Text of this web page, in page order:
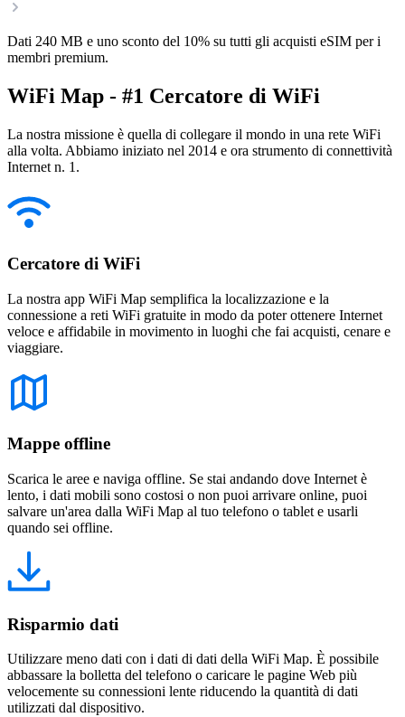
Dati 240 MB e uno sconto del 10% su tutti gli acquisti eSIM per i
membri premium.
WiFi Map - #1 Cercatore di WiFi
La nostra missione è quella di collegare il mondo in una rete WiFi
alla volta. Abbiamo iniziato nel 2014 e ora strumento di connettività
Internet n. 1.
Cercatore di WiFi
La nostra app WiFi Map semplifica la localizzazione e la
connessione a reti WiFi gratuite in modo da poter ottenere Internet
veloce e affidabile in movimento in luoghi che fai acquisti, cenare e
viaggiare.
Mappe offline
Scarica le aree e naviga offline. Se stai andando dove Internet è
lento, i dati mobili sono costosi o non puoi arrivare online, puoi
salvare un'area dalla WiFi Map al tuo telefono o tablet e usarli
quando sei offline.
Risparmio dati
Utilizzare meno dati con i dati di dati della WiFi Map. È possibile
abbassare la bolletta del telefono o caricare le pagine Web più
velocemente su connessioni lente riducendo la quantità di dati
utilizzati dal dispositivo.